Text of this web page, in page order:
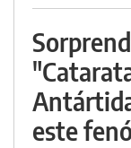
este